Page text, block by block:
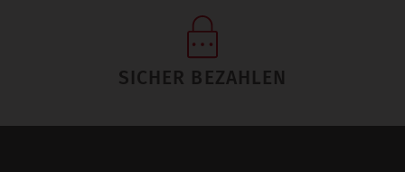
SICHER BEZAHLEN